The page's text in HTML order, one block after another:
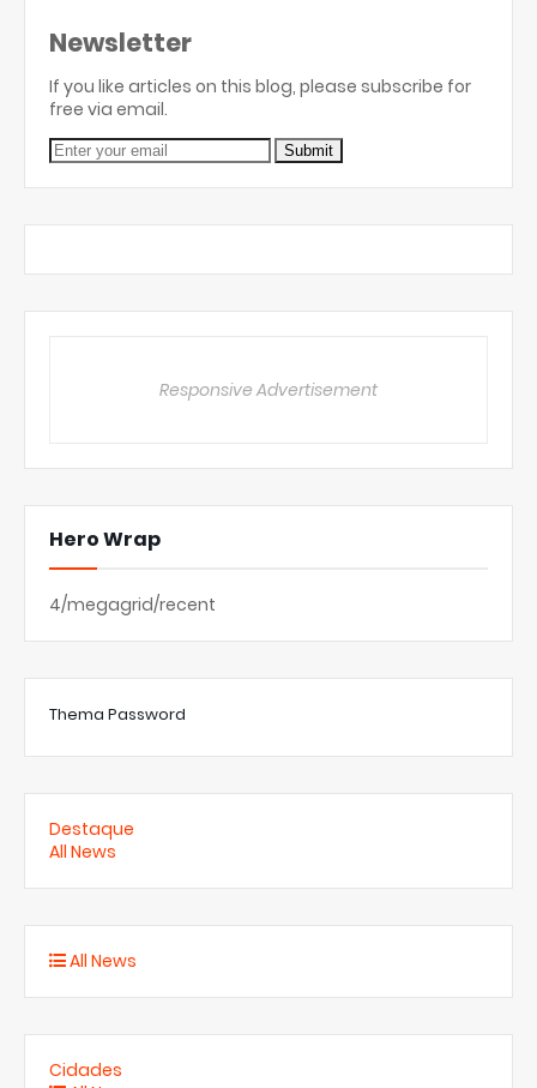
Newsletter
If you like articles on this blog, please subscribe for
free via email.
Responsive Advertisement
Hero Wrap
4/megagrid/recent
Thema Password
Destaque
All News
All News
Cidades